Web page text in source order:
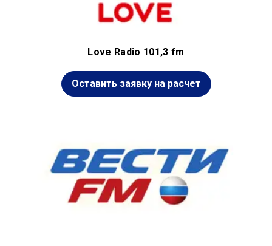
Love Radio 101,3 fm
Оставить заявку на расчет